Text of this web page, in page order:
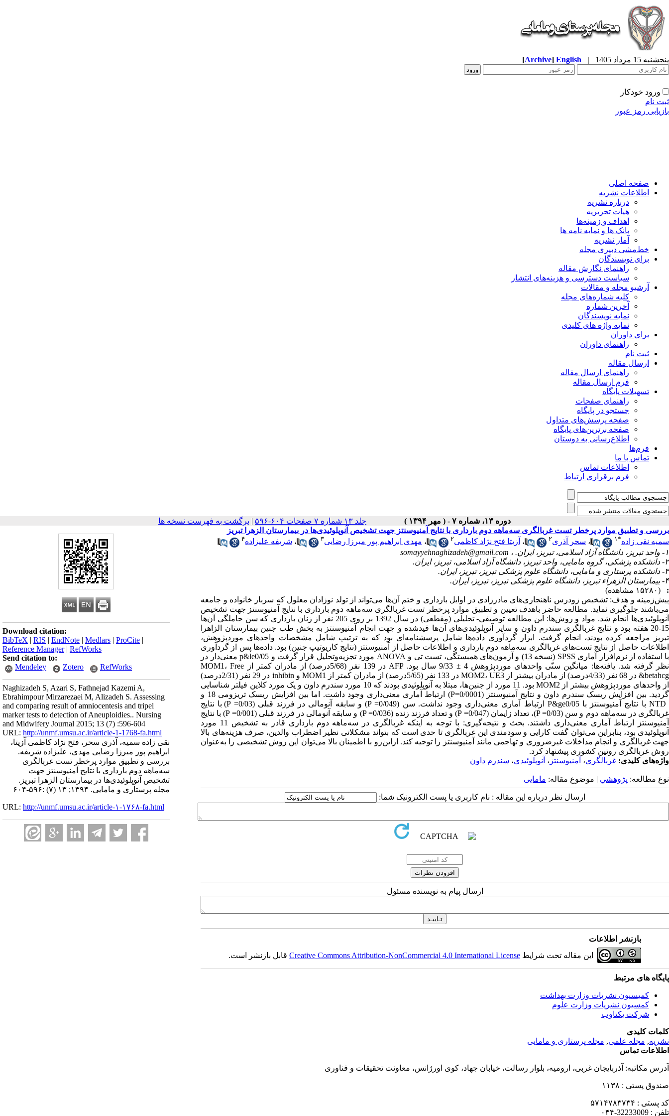
پنجشنبه 15 مرداد 1405 |
English
[Archive]
ورود خودکار
ثبت نام
بازیابی رمز عبور
صفحه اصلی
اطلاعات نشریه
درباره نشریه
هیات تحریریه
اهداف و زمینه‌ها
بانک ها و نمایه نامه ها
آمار نشریه
خط‌مشی دبیری مجله
برای نویسندگان
راهنمای نگارش مقاله
سیاست دسترسی و هزینه‌های انتشار
آرشیو مجله و مقالات
کلیه شماره‌های مجله
آخرین شماره
نمایه نویسندگان
نمایه واژه های کلیدی
برای داوران
راهنمای داوران
ثبت نام
ارسال مقاله
راهنمای ارسال مقاله
فرم ارسال مقاله
تسهیلات پایگاه
راهنمای صفحات
جستجو در پایگاه
صفحه پرسش‌های متداول
صفحه برترین‌های پایگاه
اطلاع‌رسانی به دوستان
فرم‌ها
تماس با ما
اطلاعات تماس
فرم برقراری ارتباط
دوره ۱۳، شماره ۷ - ( مهر ۱۳۹۴ ) جلد ۱۳ شماره ۷ صفحات ۶۰۴-۵۹۶ | برگشت به فهرست نسخه ها
Download citation:
BibTeX | RIS | EndNote | Medlars | ProCite |
Reference Manager| RefWorks
Send citation to:
Mendeley
Zotero RefWorks
Naghizadeh S, Azari S, Fathnejad Kazemi A,
Ebrahimpour Mirzarezaei M, Alizadeh S. Assessing
and comparing result of amniocentesis and tripel
marker tests to detection of Aneuploidies.. Nursing
and Midwifery Journal 2015; 13 (7) :596-604
URL: http://unmf.umsu.ac.ir/article-1-1768-fa.html
نقی زاده سمیه، آذری سحر، فتح نژاد کاظمی آزیتا،
ابراهیم پور میرزا رضایی مهدی، علیزاده شریفه.
بررسی و تطبیق موارد پرخطر تست غربالگری
سه‌ماهه دوم بارداری با نتایج آمنیوسنتز جهت
تشخیص آنوپلوئیدی‌ها در بیمارستان الزهرا تبریز.
مجله پرستاری و مامایی. ۱۳۹۴; ۱۳ (۷) :۵۹۶-۶۰۴
URL: http://unmf.umsu.ac.ir/article-۱-۱۷۶۸-fa.html
بررسی و تطبیق موارد پرخطر تست غربالگری سه‌ماهه دوم بارداری با نتایج آمنیوسنتز جهت تشخیص آنوپلوئیدی‌ها در بیمارستان الزهرا تبریز
سمیه نقی زاده*۱ ، سحر آذری۲ ، آزیتا فتح نژاد کاظمی۲ ، مهدی ابراهیم پور میرزا رضایی۳ ، شریفه علیزاده۴
۱- واحد تبریز، دانشگاه آزاد اسلامی، تبریز، ایران. ،
somayyehnaghizadeh@gmail.com
۲- دانشکده پزشکی، گروه مامایی، واحد تبریز، دانشگاه آزاد اسلامی، تبریز، ایران.
۳- دانشکده پرستاری و مامایی، دانشگاه علوم پزشکی تبریز، تبریز، ایران.
۴- بیمارستان الزهراء تبریز، دانشگاه علوم پزشکی تبریز، تبریز، ایران.
:
(۱۵۲۸۰ مشاهده)
پیش‌زمینه و هدف: تشخیص زودرس ناهنجاری‌های مادرزادی در اوایل بارداری و ختم آن‌ها می‌تواند از تولد نوزادان معلول که سربار خانواده و جامعه
می‌باشند جلوگیری نماید. مطالعه حاضر باهدف تعیین و تطبیق موارد پرخطر تست غربالگری سه‌ماهه دوم بارداری با نتایج آمنیوسنتز جهت تشخیص
آنوپلوئیدی‌ها انجام شد. مواد و روش‌ها: این مطالعه توصیفی- تحلیلی (مقطعی) در سال 1392 بر روی 205 نفر از زنان بارداری که سن حاملگی آن‌ها
15-20 هفته بود و نتایج غربالگری سندرم داون و سایر آنوپلوئیدی‌های آن‌ها قیدشده و جهت انجام آمنیوسنتز به بخش طب جنین بیمارستان الزاهرا
تبریز مراجعه کرده بودند، انجام گرفت. ابزار گردآوری داده‌ها شامل پرسشنامه‌ای بود که به ترتیب شامل مشخصات واحدهای موردپژوهش،
اطلاعات حاصل از نتایج تست‌های غربالگری سه‌ماهه دوم بارداری و اطلاعات حاصل از آمنیوسنتز (نتایج کاریوتیپ جنین) بود. داده‌ها پس از گردآوری
با استفاده از نرم‌افزار آماری SPSS (نسخه 13) و آزمون‌های همبستگی، تست تی و ANOVA مورد تجزیه‌وتحلیل قرار گرفت و 05/p&le0 معنی‌دار در
نظر گرفته شد. یافته‌ها: میانگین سنّی واحدهای موردپژوهش 4 ± 9/33 سال بود. AFP در 139 نفر (5/68درصد) از مادران کمتر از MOM1، Free
&betahcg در 68 نفر (4/33درصد) از مادران بیشتر از MOM2، UE3 در 133 نفر (5/65درصد) از مادران کمتر از MOM1 و inhibin در 29 نفر (2/31درصد)
از واحدهای موردپژوهش بیشتر از MOM2 بود. 11 مورد از جنین‌ها، مبتلا به آنوپلوئیدی بودند که 10 مورد سندرم داون و یک مورد کلاین فیلتر شناسایی
گردید. بین افزایش ریسک سندرم داون و نتایج آمنیوسنتز (0001/P=0) ارتباط آماری معنی‌داری وجود داشت. اما بین افزایش ریسک تریزومی 18 و
NTD با نتایج آمنیوسنتز با 05/P&ge0 ارتباط آماری معنی‌داری وجود نداشت. سن (049/P =0) و سابقه آنومالی در فرزند قبلی (03/P =0) با نتایج
غربالگری در سه‌ماهه دوم و سن (03/P =0)، تعداد زایمان (047/P =0) و تعداد فرزند زنده (036/P =0) و سابقه آنومالی در فرزند قبلی (001/P =0) با نتایج
آمنیوسنتز ارتباط آماری معنی‌داری داشتند. بحث و نتیجه‌گیری: با توجه به اینکه غربالگری در سه‌ماهه دوم بارداری قادر به تشخیص 11 مورد
آنوپلوئیدی بود، بنابراین می‌توان گفت کارایی و سودمندی این غربالگری تا حدی است که بتواند مشکلاتی نظیر اضطراب والدین، صرف هزینه‌های بالا
جهت غربالگری و انجام مداخلات غیرضروری و تهاجمی مانند آمنیوسنتز را توجیه کند. ازاین‌رو با اطمینان بالا می‌توان این روش تشخیصی را به‌عنوان
روش غربالگری روتین کشوری پیشنهاد کرد.
واژه‌های کلیدی: غربالگری، آمنیوسنتز ، آنوپلوئیدی، سندرم داون
نوع مطالعه: پژوهشي | موضوع مقاله: مامایی
ارسال نظر درباره این مقاله : نام کاربری یا پست الکترونیک شما:
ارسال پیام به نویسنده مسئول
بازنشر اطلاعات
این مقاله تحت شرایط Creative Commons Attribution-NonCommercial 4.0 International Licenseقابل بازنشر است.
پایگاه های مرتبط
کمیسیون نشریات وزارت بهداشت
کمسیون نشریات وزارت علوم
شرکت یکتاوب
کلمات کلیدی
نشریه, مجله علمی, مجله پرستاری و مامایی
اطلاعات تماس
آدرس مکاتبه: آذربایجان غربی، ارومیه، بلوار رسالت، خیابان جهاد، کوی اورژانس، معاونت تحقیقات و فناوری
صندوق پستی : ۱۱۳۸
کد پستی : ۵۷۱۴۷۸۳۷۳۴
تلفن : 32233009-۰۴۴